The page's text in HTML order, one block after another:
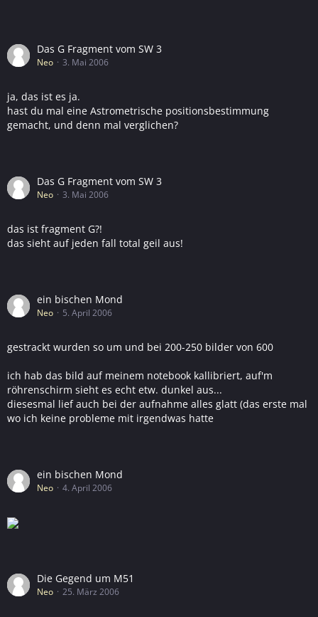
Das G Fragment vom SW 3
Neo 3. Mai 2006
ja, das ist es ja.
hast du mal eine Astrometrische positionsbestimmung
gemacht, und denn mal verglichen?
Das G Fragment vom SW 3
Neo 3. Mai 2006
das ist fragment G?!
das sieht auf jeden fall total geil aus!
ein bischen Mond
Neo 5. April 2006
gestrackt wurden so um und bei 200-250 bilder von 600
ich hab das bild auf meinem notebook kallibriert, auf'm
röhrenschirm sieht es echt etw. dunkel aus...
diesesmal lief auch bei der aufnahme alles glatt (das erste mal
wo ich keine probleme mit irgendwas hatte
ein bischen Mond
Neo 4. April 2006
Die Gegend um M51
Neo 25. März 2006